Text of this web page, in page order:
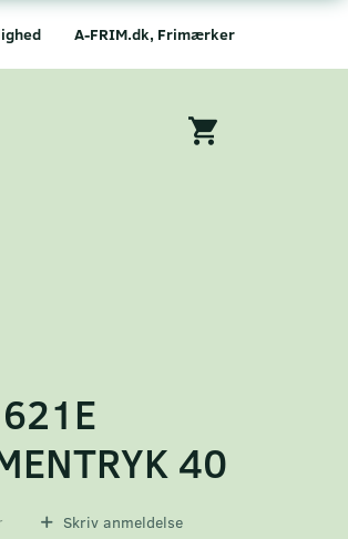
A-FRIM.dk, Frimærker
40
Skriv anmeldelse